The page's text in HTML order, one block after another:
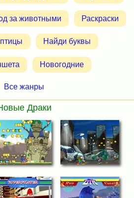
за животными Раскраски
Найди буквы
Новогодние
Все жанры
Драки